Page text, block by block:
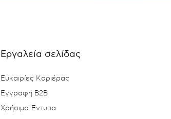
Εργαλεία σελίδας
Ευκαιρίες Καριέρας
Εγγραφή B2B
Χρήσιμα Έντυπα